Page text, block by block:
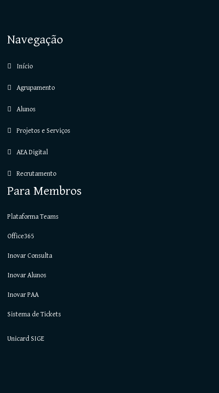
Navegação
Início
Agrupamento
Alunos
Projetos e Serviços
AEA Digital
Recrutamento
Para Membros
Plataforma Teams
Office365
Inovar Consulta
Inovar Alunos
Inovar PAA
Sistema de Tickets
Unicard SIGE